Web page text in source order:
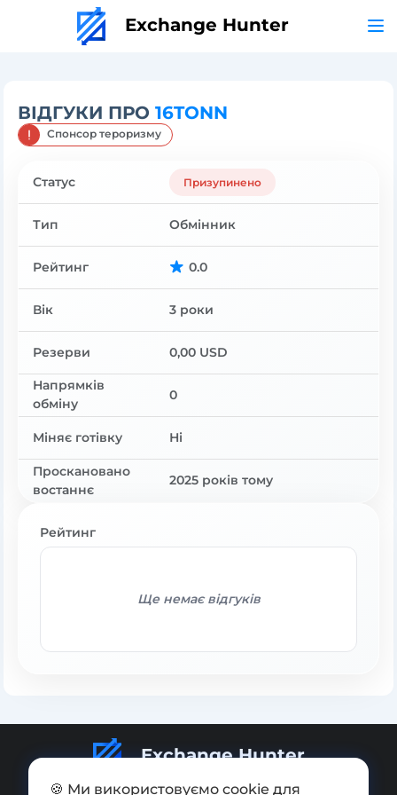
Exchange Hunter
ВІДГУКИ ПРО 16TONN
Спонсор тероризму
Статус Призупинено
Тип Обмінник
Рейтинг 0.0
Вік 3 роки
Резерви 0,00 USD
Напрямків
обміну
0
Міняє готівку Ні
Проскановано
востаннє
2025 років тому
Рейтинг
Ще немає відгуків
Exchange Hunter
🍪 Ми використовуємо cookie для